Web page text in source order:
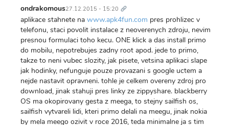
ondrakomous27.12.2015 - 15:20 odkaz
aplikace stahnete na www.apk4fun.com pres prohlizec v
telefonu, staci povolit instalace z neoverenych zdroju, nevim
presnou formulaci toho kecu. ONE klick a das install primo
do mobilu, nepotrebujes zadny root apod. jede to primo,
takze to neni vubec slozity, jak pisete, vetsina aplikaci slape
jak hodinky, nefunguje pouze provazani s google uctem a
nejde nastavit opravneni. tohle je celkem overeny zdroj pro
download, jinak stahuji pres linky ze zippyshare. blackberry
OS ma okopirovany gesta z meega, to stejny sailfish os,
sailfish vytvareli lidi, kteri primo delali na meegu, jinak nokia
by mela meego ozivit v roce 2016, teda minimalne ja s tim